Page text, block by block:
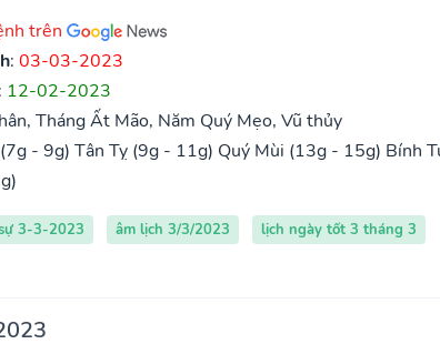
trên
: 03-03-2023
12-02-2023
Tháng Ất Mão, Năm Quý Mẹo, Vũ thủy
- 9g) Tân Tỵ (9g - 11g) Quý Mùi (13g - 15g) Bính
3-3-2023 âm lịch 3/3/2023 lịch ngày tốt 3 tháng 3